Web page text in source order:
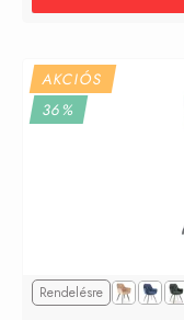
AKCIÓS
36%
Rendelésre